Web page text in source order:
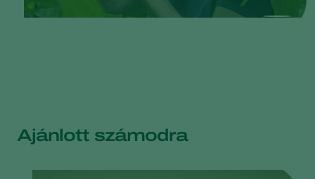
Ajánlott számodra